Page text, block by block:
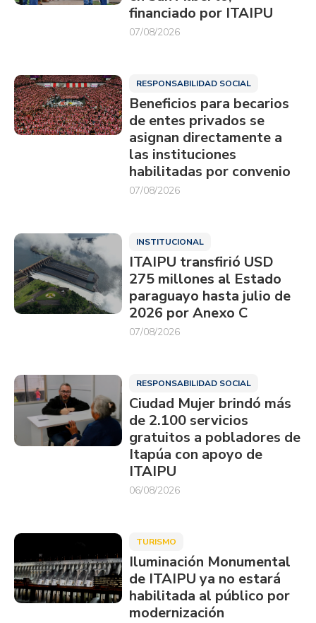
financiado por ITAIPU
07/08/2026
RESPONSABILIDAD SOCIAL
Beneficios para becarios
de entes privados se
asignan directamente a
las instituciones
habilitadas por convenio
07/08/2026
INSTITUCIONAL
ITAIPU transfirió USD
275 millones al Estado
paraguayo hasta julio de
2026 por Anexo C
07/08/2026
RESPONSABILIDAD SOCIAL
Ciudad Mujer brindó más
de 2.100 servicios
gratuitos a pobladores de
Itapúa con apoyo de
ITAIPU
06/08/2026
TURISMO
Iluminación Monumental
de ITAIPU ya no estará
habilitada al público por
modernización